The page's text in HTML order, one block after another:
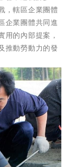
，轄區企業團體
企業團體共同進
用的內部提案，
推動勞動力的發